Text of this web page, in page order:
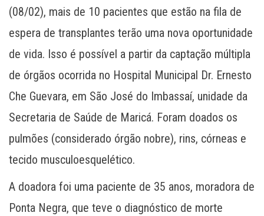
(08/02), mais de 10 pacientes que estão na fila de
espera de transplantes terão uma nova oportunidade
de vida. Isso é possível a partir da captação múltipla
de órgãos ocorrida no Hospital Municipal Dr. Ernesto
Che Guevara, em São José do Imbassaí, unidade da
Secretaria de Saúde de Maricá. Foram doados os
pulmões (considerado órgão nobre), rins, córneas e
tecido musculoesquelético.
A doadora foi uma paciente de 35 anos, moradora de
Ponta Negra, que teve o diagnóstico de morte